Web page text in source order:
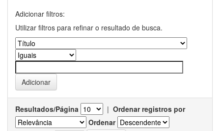
Adicionar filtros:
Utilizar filtros para refinar o resultado de busca.
Resultados/Página | Ordenar registros por
Ordenar